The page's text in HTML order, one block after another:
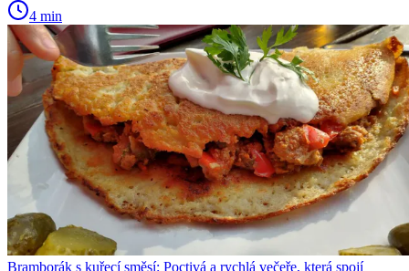
4 min
Bramborák s kuřecí směsí: Poctivá a rychlá večeře, která spojí